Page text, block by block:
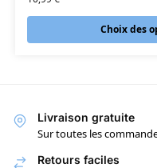
Choix des
Livraison gratuite
Sur toutes les
Retours faciles